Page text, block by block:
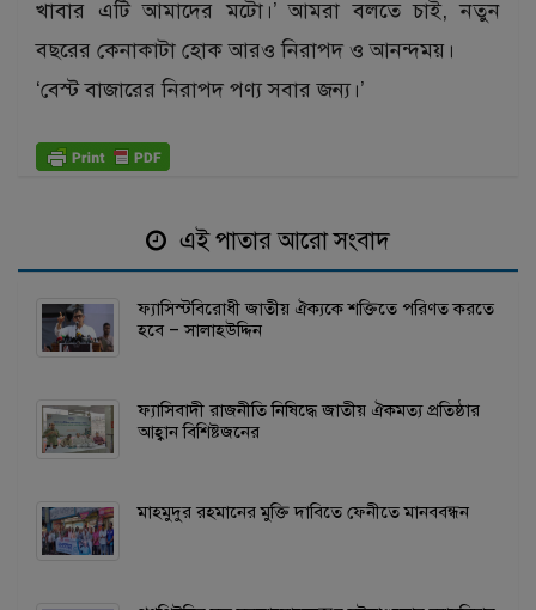
খাবার এটি আমাদের মটো।’ আমরা বলতে চাই, নতুন
বছরের কেনাকাটা হোক আরও নিরাপদ ও আনন্দময়।
‘বেস্ট বাজারের নিরাপদ পণ্য সবার জন্য।’
এই পাতার আরো সংবাদ
ফ্যাসিস্টবিরোধী জাতীয় ঐক্যকে শক্তিতে পরিণত করতে
হবে – সালাহউদ্দিন
ফ্যাসিবাদী রাজনীতি নিষিদ্ধে জাতীয় ঐকমত্য প্রতিষ্ঠার
আহ্বান বিশিষ্টজনের
মাহমুদুর রহমানের মুক্তি দাবিতে ফেনীতে মানববন্ধন